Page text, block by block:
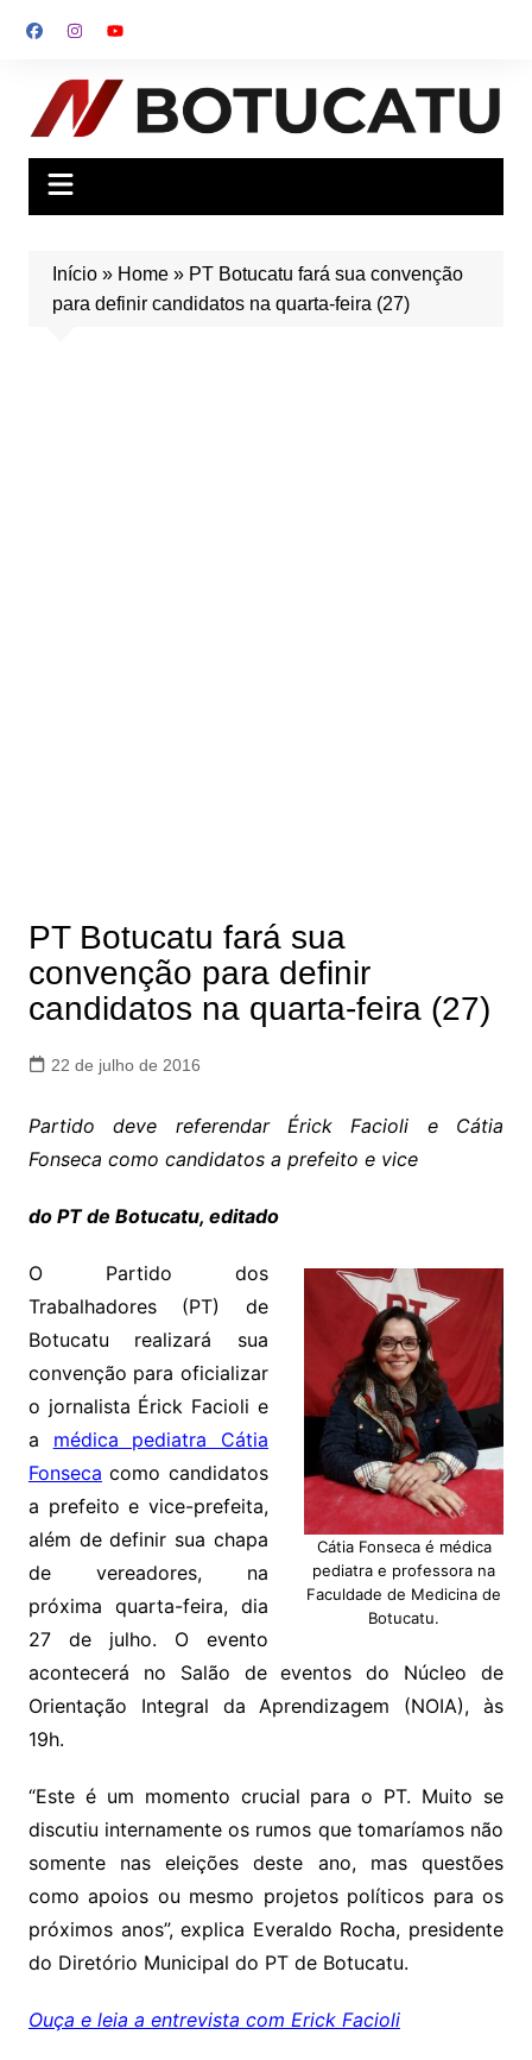
para
conteúdo
Início» Home» PT Botucatu fará sua convenção
para definir candidatos na quarta-feira (27)
PT Botucatu fará sua
convenção para definir
candidatos na quarta-feira (27)
22 de julho de 2016
Partido deve referendar Érick Facioli e Cátia
Fonseca como candidatos a prefeito e vice
do PT de Botucatu, editado
Cátia Fonseca é médica
pediatra e professora na
Faculdade de Medicina de
Botucatu.
O Partido dos
Trabalhadores (PT) de
Botucatu realizará sua
convenção para oficializar
o jornalista Érick Facioli e
a médica pediatra Cátia
Fonseca como candidatos
a prefeito e vice-prefeita,
além de definir sua chapa
de vereadores, na
próxima quarta-feira, dia
27 de julho. O evento
acontecerá no Salão de eventos do Núcleo de
Orientação Integral da Aprendizagem (NOIA), às
19h.
“Este é um momento crucial para o PT. Muito se
discutiu internamente os rumos que tomaríamos não
somente nas eleições deste ano, mas questões
como apoios ou mesmo projetos políticos para os
próximos anos”, explica Everaldo Rocha, presidente
do Diretório Municipal do PT de Botucatu.
Ouça e leia a entrevista com Erick Facioli